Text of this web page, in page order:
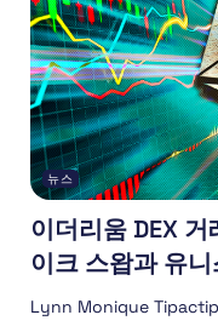
뉴스
이더리움 DEX
이크 스왑과 유
Lynn Monique